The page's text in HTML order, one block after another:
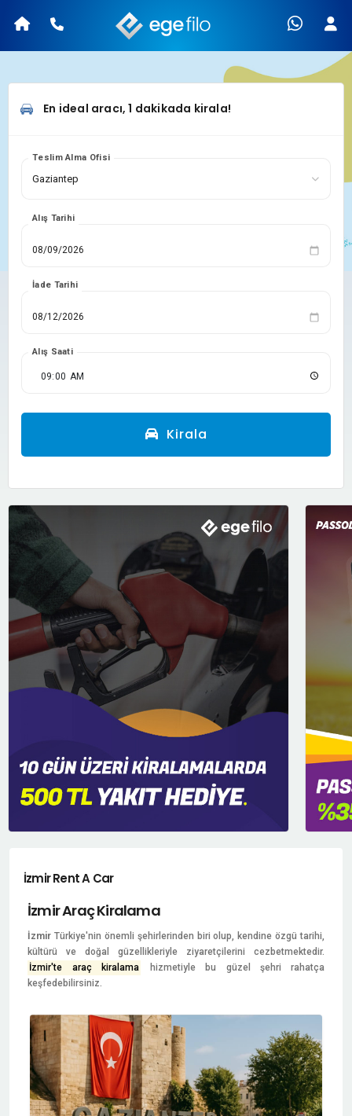
En ideal aracı, 1 dakikada kirala!
Teslim Alma Ofisi
Alış Tarihi
İade Tarihi
Alış Saati
Kirala
İzmir Rent A Car
İzmir Araç Kiralama
İzmir Türkiye'nin önemli şehirlerinden biri olup, kendine özgü tarihi,
kültürü ve doğal güzellikleriyle ziyaretçilerini cezbetmektedir.
İzmir'te araç kiralama
hizmetiyle bu güzel şehri rahatça
keşfedebilirsiniz.